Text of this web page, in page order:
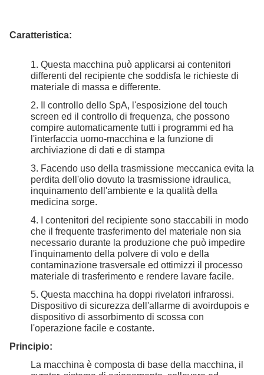
Caratteristica:
1. Questa macchina può applicarsi ai contenitori
differenti del recipiente che soddisfa le richieste di
materiale di massa e differente.
2.
Il controllo dello SpA, l'esposizione del touch
screen ed il controllo di frequenza, che possono
compire automaticamente tutti i programmi ed ha
l'interfaccia uomo-macchina e la funzione di
archiviazione di dati e di stampa
3. Facendo uso della trasmissione meccanica evita la
perdita dell'olio dovuto la trasmissione idraulica,
inquinamento dell'ambiente e la qualità della
medicina sorge.
4.
I contenitori del recipiente sono staccabili in modo
che il frequente trasferimento del materiale non sia
necessario durante la produzione che può impedire
l'inquinamento della polvere di volo e della
contaminazione trasversale ed ottimizzi il processo
materiale di trasferimento e rendere lavare facile.
5. Questa macchina ha doppi rivelatori infrarossi.
Dispositivo di sicurezza dell'allarme di avoirdupois e
dispositivo di assorbimento di scossa con
l'operazione facile e costante.
Principio:
La macchina è composta di base della macchina, il